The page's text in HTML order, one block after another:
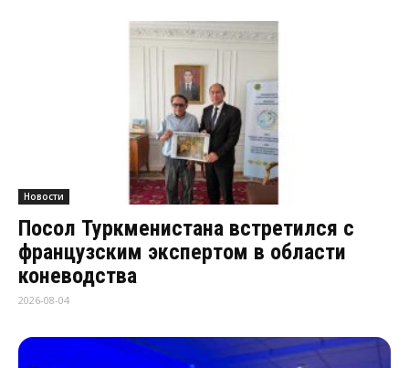
Новости
Посол Туркменистана встретился с
французским экспертом в области
коневодства
2026-08-04